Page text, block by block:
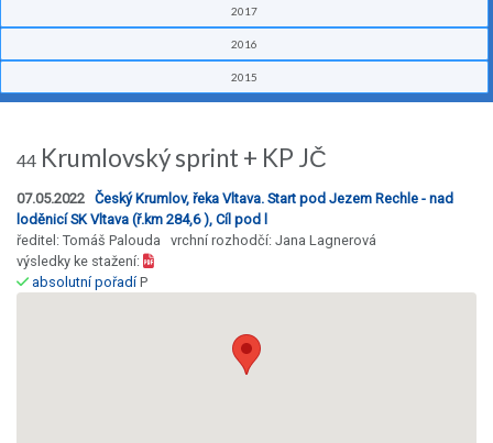
2017
2016
2015
44 Krumlovský sprint + KP JČ
07.05.2022 Český Krumlov, řeka Vltava. Start pod Jezem Rechle - nad
loděnicí SK Vltava (ř.km 284,6 ), Cíl pod l
ředitel: Tomáš Palouda vrchní rozhodčí: Jana Lagnerová
výsledky ke stažení:
absolutní pořadíP